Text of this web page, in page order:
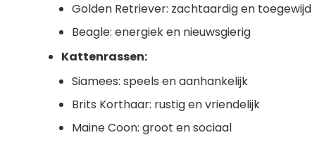
Golden Retriever: zachtaardig en toegewijd
Beagle: energiek en nieuwsgierig
Kattenrassen:
Siamees: speels en aanhankelijk
Brits Korthaar: rustig en vriendelijk
Maine Coon: groot en sociaal